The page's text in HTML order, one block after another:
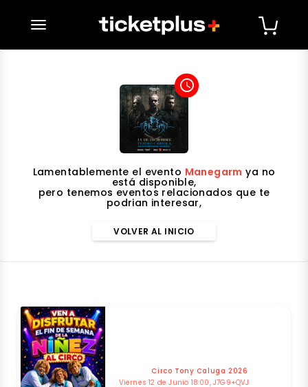
desplegar navegación
access_time
Lamentablemente el evento Manegarm ya no
está disponible,
pero tenemos eventos relacionados que te
podrian interesar,
VOLVER AL INICIO
Circo Tony Caluga 2026
Viernes 12 de Junio 18:00, J7G9+QVJ